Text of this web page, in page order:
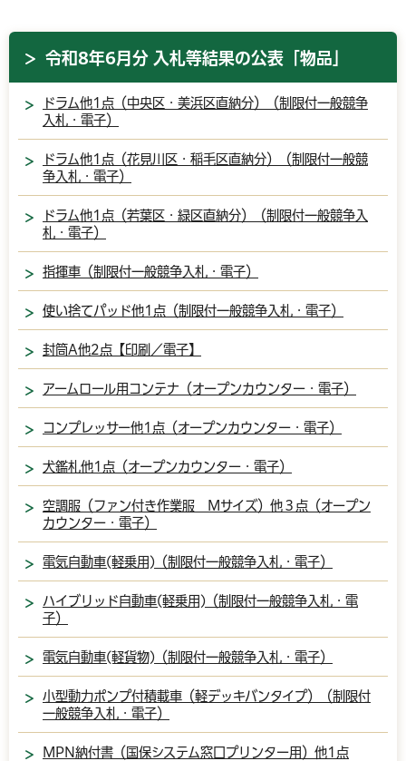
令和8年6月分 入札等結果の公表「物品」
ドラム他1点（中央区・美浜区直納分）（制限付一般競争
入札・電子）
ドラム他1点（花見川区・稲毛区直納分）（制限付一般競
争入札・電子）
ドラム他1点（若葉区・緑区直納分）（制限付一般競争入
札・電子）
指揮車（制限付一般競争入札・電子）
使い捨てパッド他1点（制限付一般競争入札・電子）
封筒A他2点【印刷／電子】
アームロール用コンテナ（オープンカウンター・電子）
コンプレッサー他1点（オープンカウンター・電子）
犬鑑札他1点（オープンカウンター・電子）
空調服（ファン付き作業服 Mサイズ）他３点（オープン
カウンター・電子）
電気自動車(軽乗用)（制限付一般競争入札・電子）
ハイブリッド自動車(軽乗用)（制限付一般競争入札・電
子）
電気自動車(軽貨物)（制限付一般競争入札・電子）
小型動力ポンプ付積載車（軽デッキバンタイプ）（制限付
一般競争入札・電子）
MPN納付書（国保システム窓口プリンター用）他1点